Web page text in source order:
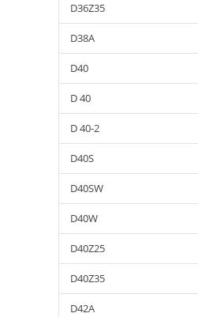
D36Z35
D38A
D40
D 40
D 40-2
D40S
D40SW
D40W
D40Z25
D40Z35
D42A